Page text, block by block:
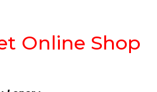
Online Shop